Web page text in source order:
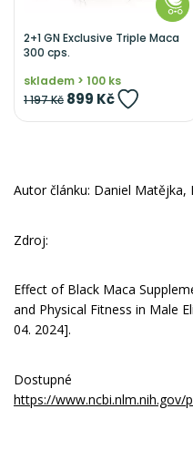
2+1 GN Exclusive Triple Maca
300 cps.
skladem > 100 ks
1 197 Kč 899 Kč
Autor článku: Daniel Matějka,
Zdroj:
Effect of Black Maca
and Physical Fitness in Male
04. 2024].
https://www.ncbi.nlm.nih.gov/